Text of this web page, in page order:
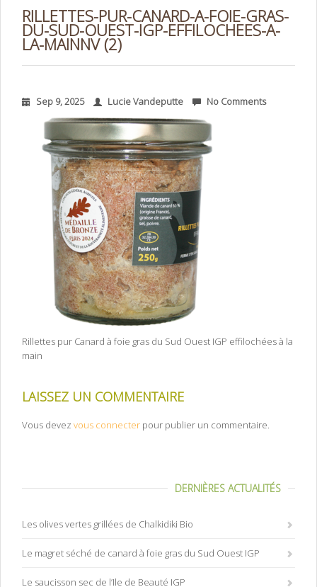
RILLETTES-PUR-CANARD-A-FOIE-GRAS-
DU-SUD-OUEST-IGP-EFFILOCHEES-A-
LA-MAINNV (2)
Sep 9, 2025 Lucie Vandeputte No Comments
Rillettes pur Canard à foie gras du Sud Ouest IGP effilochées à la
main
LAISSEZ UN COMMENTAIRE
Vous devez vous connecter pour publier un commentaire.
DERNIÈRES ACTUALITÉS
Les olives vertes grillées de Chalkidiki Bio
Le magret séché de canard à foie gras du Sud Ouest IGP
Le saucisson sec de l’Ile de Beauté IGP